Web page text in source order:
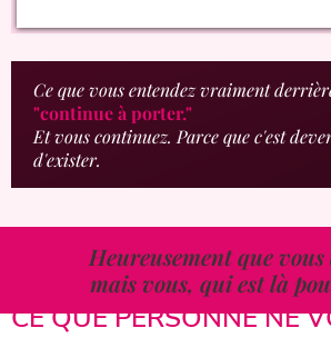
Ce que vous entendez vraiment
"continue à porter."
Et vous continuez. Parce que c'est
d'exister.
Heureusement que
mais vous, qui est là
CE QUE PERSONNE NE